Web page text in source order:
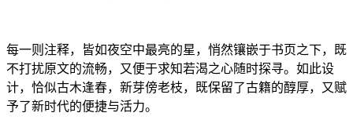
每一则注释，皆如夜空中最亮的星，悄然镶嵌于书页之下，既
不打扰原文的流畅，又便于求知若渴之心随时探寻。如此设
计，恰似古木逢春，新芽傍老枝，既保留了古籍的醇厚，又赋
予了新时代的便捷与活力。